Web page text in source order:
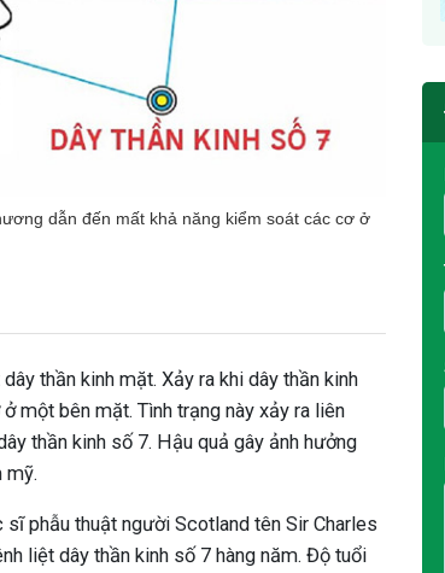
dẫn đến mất khả năng kiểm soát các cơ ở
thần kinh mặt. Xảy ra khi dây thần kinh
một bên mặt. Tình trạng này xảy ra liên
thần kinh số 7. Hậu quả gây ảnh hưởng
mỹ.
phẫu thuật người Scotland tên Sir Charles
liệt dây thần kinh số 7 hàng năm. Độ tuổi